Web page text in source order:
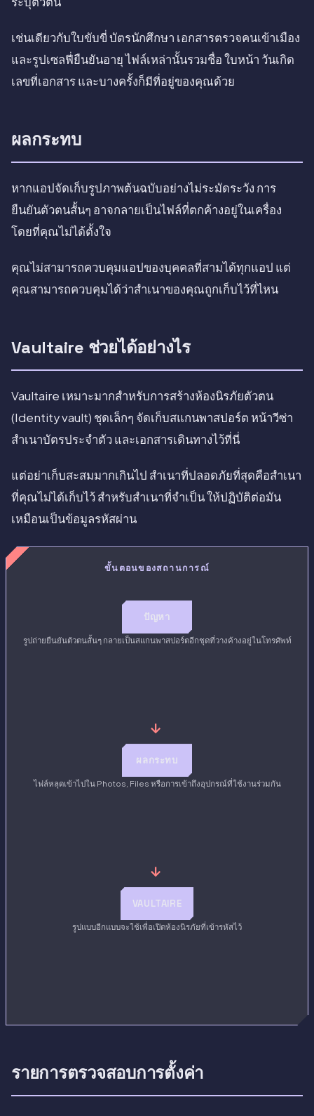
เช่นเดียวกับใบขับขี่ บัตรนักศึกษา เอกสารตรวจคนเข้าเมือง
และรูปเซลฟี่ยืนยันอายุ ไฟล์เหล่านั้นรวมชื่อ ใบหน้า วันเกิด
เลขที่เอกสาร และบางครั้งก็มีที่อยู่ของคุณด้วย
ผลกระทบ
หากแอปจัดเก็บรูปภาพต้นฉบับอย่างไม่ระมัดระวัง การ
ยืนยันตัวตนสั้นๆ อาจกลายเป็นไฟล์ที่ตกค้างอยู่ในเครื่อง
โดยที่คุณไม่ได้ตั้งใจ
คุณไม่สามารถควบคุมแอปของบุคคลที่สามได้ทุกแอป แต่
คุณสามารถควบคุมได้ว่าสำเนาของคุณถูกเก็บไว้ที่ไหน
Vaultaire ช่วยได้อย่างไร
Vaultaire เหมาะมากสำหรับการสร้างห้องนิรภัยตัวตน
(Identity vault) ชุดเล็กๆ จัดเก็บสแกนพาสปอร์ต หน้าวีซ่า
สำเนาบัตรประจำตัว และเอกสารเดินทางไว้ที่นี่
แต่อย่าเก็บสะสมมากเกินไป สำเนาที่ปลอดภัยที่สุดคือสำเนา
ที่คุณไม่ได้เก็บไว้ สำหรับสำเนาที่จำเป็น ให้ปฏิบัติต่อมัน
เหมือนเป็นข้อมูลรหัสผ่าน
ขั้นตอนของสถานการณ์
ปัญหา
รูปถ่ายยืนยันตัวตนสั้นๆ กลายเป็นสแกนพาสปอร์ตอีกชุดที่วางค้างอยู่ในโทรศัพท์
→
ผลกระทบ
ไฟล์หลุดเข้าไปใน Photos, Files หรือการเข้าถึงอุปกรณ์ที่ใช้งานร่วมกัน
→
VAULTAIRE
รูปแบบอีกแบบจะใช้เพื่อเปิดห้องนิรภัยที่เข้ารหัสไว้
รายการตรวจสอบการตั้งค่า